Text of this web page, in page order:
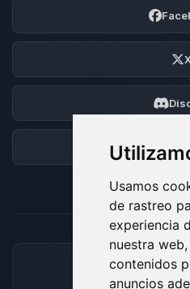
Usamos
de rastreo
experiencia
nuestra
contenidos
anuncios
MÉTODOS DE